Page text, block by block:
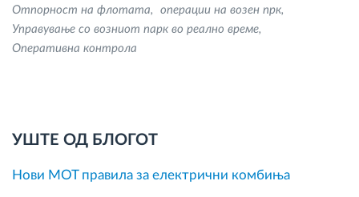
Отпорност на флотата
операции на возен прк
Управување со возниот парк во реално време
Оперативна контрола
УШТЕ ОД БЛОГОТ
Нови MOT правила за електрични комбиња